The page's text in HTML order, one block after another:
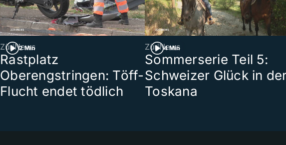
2 Min
ZüriNews
Rastplatz
Oberengstringen: Töff-
Flucht endet tödlich
4 Min
ZüriNews
Sommerserie Teil 5:
Schweizer Glück in
Toskana